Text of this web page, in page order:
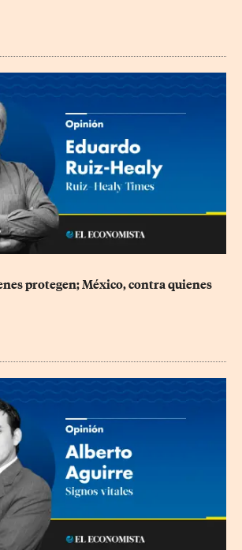
protegen; México, contra quienes